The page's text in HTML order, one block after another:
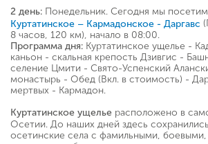
2 день: Понедельник. Сегодня мы посетим
Куртатинское – Кармадонское - Даргавс
8 часов, 120 км), начало в 08:00.
Программа дня: Куртатинское ущелье -
каньон - скальная крепость Дзивгис -
селение Цмити - Свято-Успенский
монастырь - Обед (Вкл. в стоимость) -
мертвых - Кармадон.
Куртатинское ущелье расположено в
Осетии. До наших дней здесь
осетинские села с фамильными,